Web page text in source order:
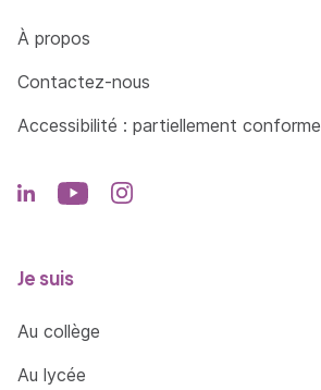
Côté Formations
À propos
Contactez-nous
Accessibilité : partiellement conforme
Je suis
Au collège
Au lycée